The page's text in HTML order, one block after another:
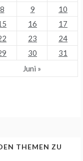
8 9
10
16
17
23
24
30
31
Juni »
THEMEN ZU